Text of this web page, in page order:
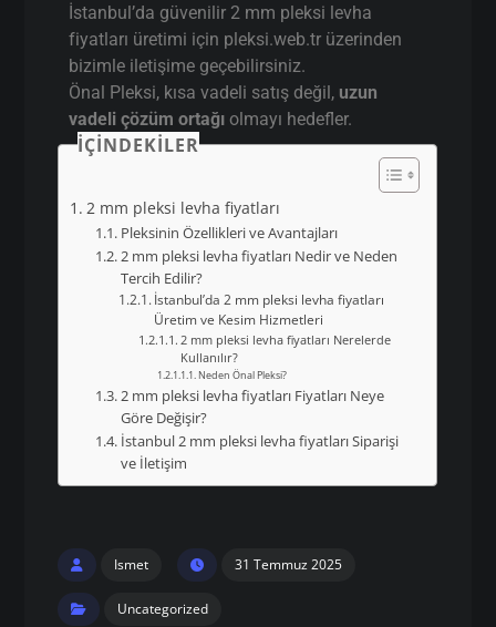
İstanbul’da güvenilir 2 mm pleksi levha
fiyatları üretimi için pleksi.web.tr üzerinden
bizimle iletişime geçebilirsiniz.
Önal Pleksi, kısa vadeli satış değil, uzun
vadeli çözüm ortağı olmayı hedefler.
İÇINDEKILER
2 mm pleksi levha fiyatları
Pleksinin Özellikleri ve Avantajları
2 mm pleksi levha fiyatları Nedir ve Neden
Tercih Edilir?
İstanbul’da 2 mm pleksi levha fiyatları
Üretim ve Kesim Hizmetleri
2 mm pleksi levha fiyatları Nerelerde
Kullanılır?
Neden Önal Pleksi?
2 mm pleksi levha fiyatları Fiyatları Neye
Göre Değişir?
İstanbul 2 mm pleksi levha fiyatları Siparişi
ve İletişim
Ismet 31 Temmuz 2025
Uncategorized